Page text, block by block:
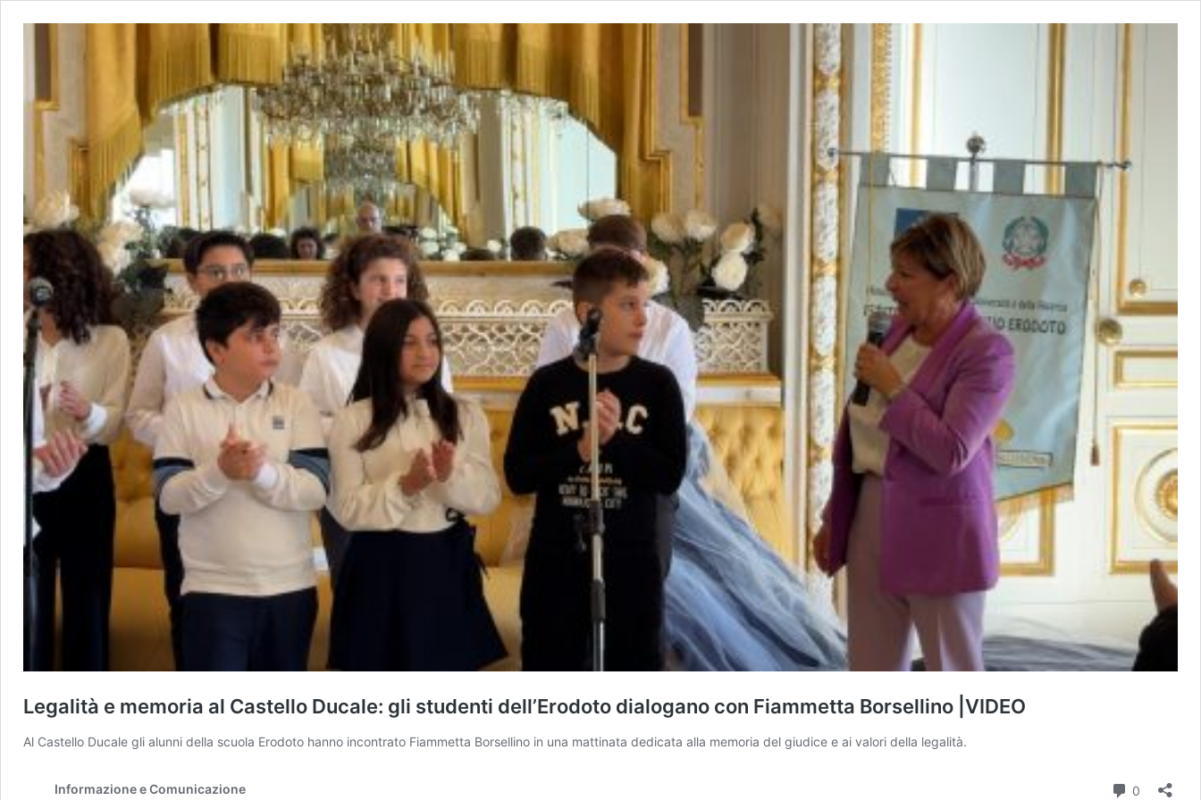
Legalità e memoria al Castello Ducale: gli studenti dell’Erodoto dialogano con Fiammetta Borsellino |VIDEO
Al Castello Ducale gli alunni della scuola Erodoto hanno incontrato Fiammetta Borsellino in una mattinata dedicata alla memoria del giudice e ai valori della legalità.
Informazione e Comunicazione 0 Commenti